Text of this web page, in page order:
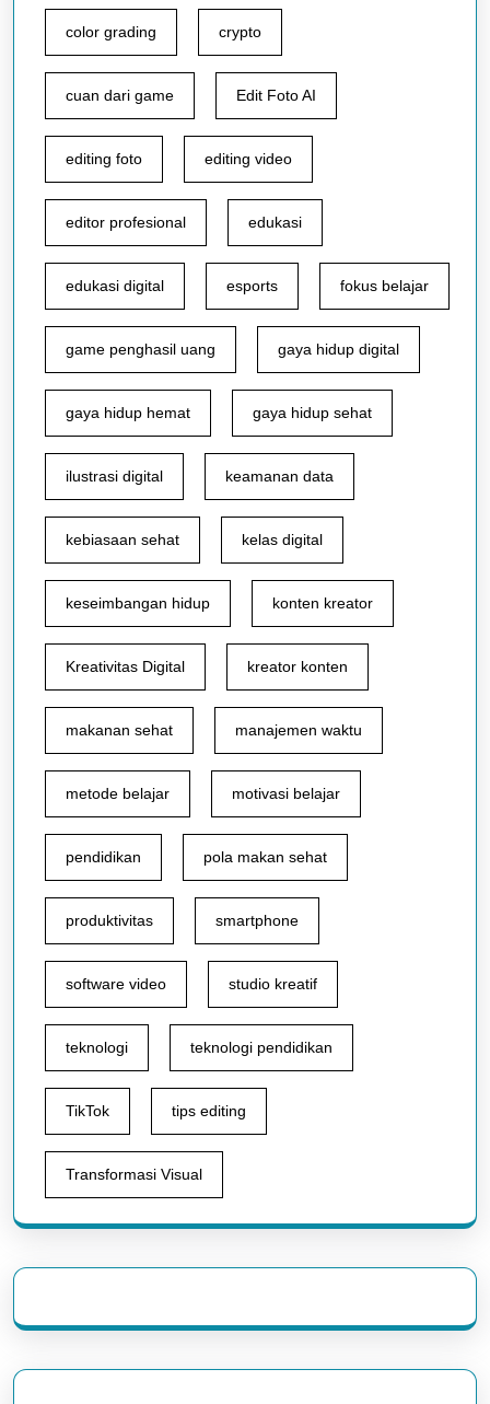
color grading crypto
cuan dari game Edit Foto AI
editing foto editing video
editor profesional edukasi
edukasi digital esports fokus belajar
game penghasil uang gaya hidup digital
gaya hidup hemat gaya hidup sehat
ilustrasi digital keamanan data
kebiasaan sehat kelas digital
keseimbangan hidup konten kreator
Kreativitas Digital kreator konten
makanan sehat manajemen waktu
metode belajar motivasi belajar
pendidikan pola makan sehat
produktivitas smartphone
software video studio kreatif
teknologi teknologi pendidikan
TikTok tips editing
Transformasi Visual